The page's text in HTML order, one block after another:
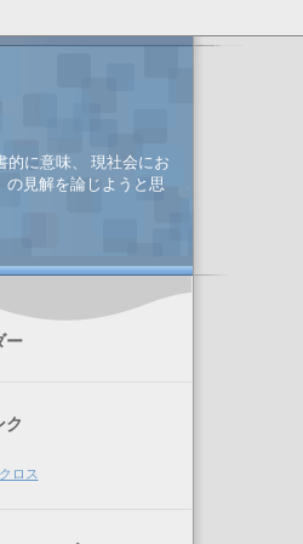
的に意味、 現社会にお
の見解を論じようと思
ー
ク
ロス